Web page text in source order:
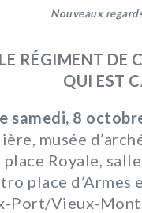
Nouveaux
LE RÉGIMENT DE
QUI EST
samedi, 8
musée
place Royale,
place
Port/Vieux-